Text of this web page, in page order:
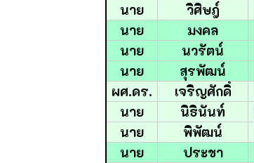
นาย
วิศิษฎ์
นาย
มงคล
นาย
นวรัตน์
นาย
สุรพัฒน์
ผศ.ดร.
เจริญศักดิ์
นาย
นิธินันท์
นาย
พิพัฒน์
นาย
ประชา